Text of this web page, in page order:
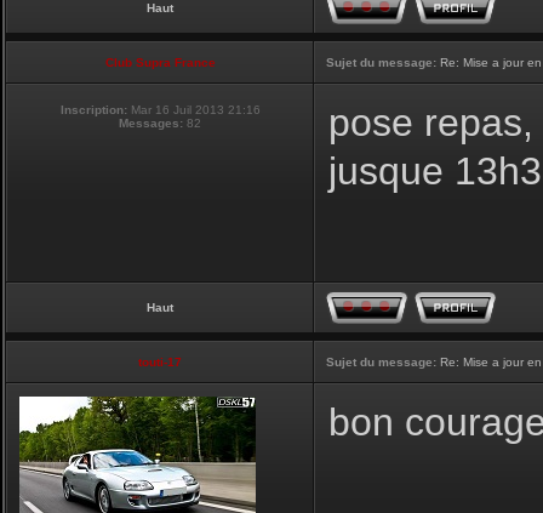
Haut
Club Supra France Sujet du message: Re: Mise a jour
Inscription: Mar 16 Juil 2013 21:16
Messages: 82
pose
jusque
Haut
touti-17 Sujet du message: Re: Mise a jour
bon